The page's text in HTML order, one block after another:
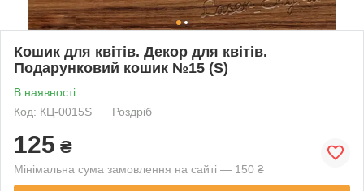
Кошик для квітів. Декор для квітів.
Подарунковий кошик №15 (S)
В наявності
Код: КЦ-0015S
Роздріб
125 ₴
Мінімальна сума замовлення на сайті — 150 ₴